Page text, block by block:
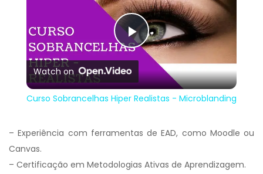
Play
Video
Watch on
Curso Sobrancelhas Hiper Realistas - Microblanding
– Experiência com ferramentas de EAD, como Moodle ou
Canvas.
– Certificação em Metodologias Ativas de Aprendizagem.